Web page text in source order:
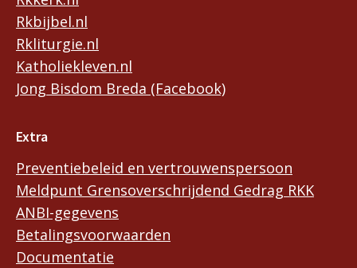
Rkbijbel.nl
Rkliturgie.nl
Katholiekleven.nl
Jong Bisdom Breda (Facebook)
Extra
Preventiebeleid en vertrouwenspersoon
Meldpunt Grensoverschrijdend Gedrag RKK
ANBI-gegevens
Betalingsvoorwaarden
Documentatie